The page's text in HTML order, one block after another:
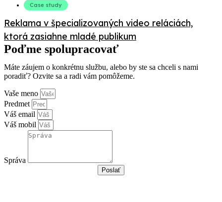
Case study
Reklama v špecializovaných video reláciách,
ktorá zasiahne mladé publikum
Poďme spolupracovať
Máte záujem o konkrétnu službu, alebo by ste sa chceli s nami
poradiť? Ozvite sa a radi vám pomôžeme.
Vaše meno
Predmet
Váš email
Váš mobil
Správa
Poslať